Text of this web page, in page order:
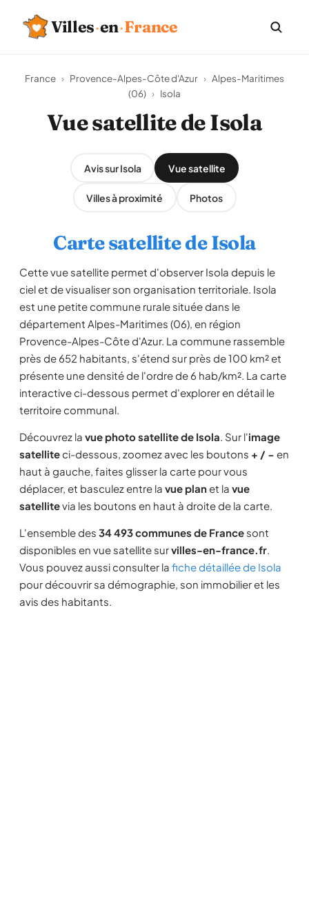
Villes·en·France
France › Provence-Alpes-Côte d'Azur › Alpes-Maritimes
(06) › Isola
Vue satellite de Isola
Avis sur Isola Vue satellite
Villes à proximité Photos
Carte satellite de Isola
Cette vue satellite permet d'observer Isola depuis le
ciel et de visualiser son organisation territoriale. Isola
est une petite commune rurale située dans le
département Alpes-Maritimes (06), en région
Provence-Alpes-Côte d'Azur. La commune rassemble
près de 652 habitants, s'étend sur près de 100 km² et
présente une densité de l'ordre de 6 hab/km². La carte
interactive ci-dessous permet d'explorer en détail le
territoire communal.
Découvrez la vue photo satellite de Isola. Sur l'image
satelliteci-dessous, zoomez avec les boutons + / − en
haut à gauche, faites glisser la carte pour vous
déplacer, et basculez entre la vue planet la vue
satellitevia les boutons en haut à droite de la carte.
L'ensemble des 34 493 communes de France sont
disponibles en vue satellite survilles-en-france.fr.
Vous pouvez aussi consulter la fiche détaillée de Isola
pour découvrir sa démographie, son immobilier et les
avis des habitants.